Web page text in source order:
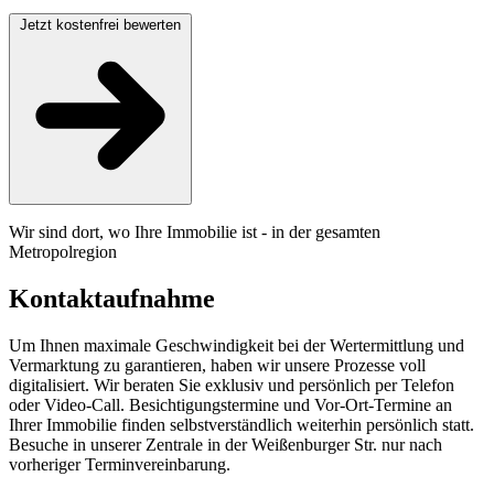
Wir sind dort, wo Ihre Immobilie ist - in der gesamten
Metropolregion
Kontaktaufnahme
Um Ihnen maximale Geschwindigkeit bei der Wertermittlung und
Vermarktung zu garantieren, haben wir unsere Prozesse voll
digitalisiert. Wir beraten Sie exklusiv und persönlich per Telefon
oder Video-Call. Besichtigungstermine und Vor-Ort-Termine an
Ihrer Immobilie finden selbstverständlich weiterhin persönlich statt.
Besuche in unserer Zentrale in der Weißenburger Str. nur nach
vorheriger Terminvereinbarung.